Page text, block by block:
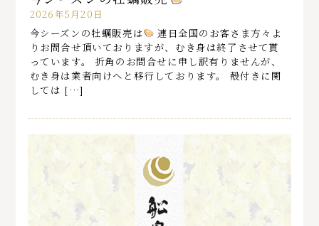
2026年5月20日
今シーズンの牡蠣販売は
連日全国のお客さま方々よ
りお問合せ頂いておりますが、むき身は終了させて貰
っています。 折角のお問合せに申し訳有りませんが、
むき身は業者向けへと移行しております。 殻付きに関
しては […]